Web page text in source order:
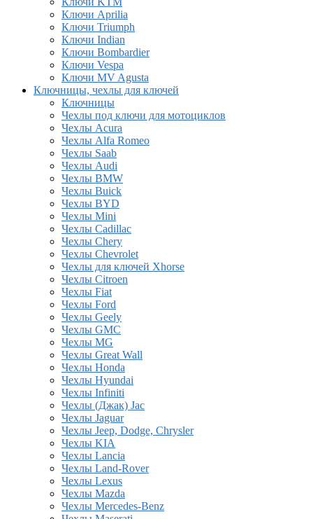
Ключи Aprilia
Ключи Triumph
Ключи Indian
Ключи Bombardier
Ключи Vespa
Ключи MV Agusta
Ключницы, чехлы для ключей
Ключницы
Чехлы под ключи для мотоциклов
Чехлы Acura
Чехлы Alfa Romeo
Чехлы Saab
Чехлы Audi
Чехлы BMW
Чехлы Buick
Чехлы BYD
Чехлы Mini
Чехлы Cadillac
Чехлы Chery
Чехлы Chevrolet
Чехлы для ключей Xhorse
Чехлы Citroen
Чехлы Fiat
Чехлы Ford
Чехлы Geely
Чехлы GMC
Чехлы MG
Чехлы Great Wall
Чехлы Honda
Чехлы Hyundai
Чехлы Infiniti
Чехлы (Джак) Jac
Чехлы Jaguar
Чехлы Jeep, Dodge, Chrysler
Чехлы KIA
Чехлы Lancia
Чехлы Land-Rover
Чехлы Lexus
Чехлы Mazda
Чехлы Mercedes-Benz